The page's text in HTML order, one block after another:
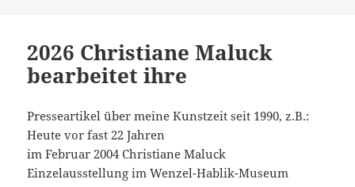
2026 Christiane Maluck
bearbeitet ihre
Presseartikel über meine Kunstzeit seit 1990, z.B.:
Heute vor fast 22 Jahren
im Februar 2004 Christiane Maluck
Einzelausstellung im Wenzel-Hablik-Museum